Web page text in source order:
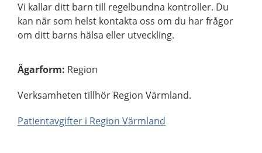
Vi kallar ditt barn till regelbundna kontroller. Du
kan när som helst kontakta oss om du har frågor
om ditt barns hälsa eller utveckling.
Ägarform: Region
Verksamheten tillhör Region Värmland.
Patientavgifter i Region Värmland